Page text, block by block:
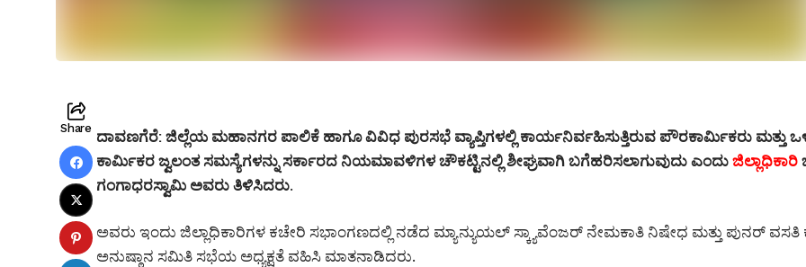
Share ದಾವಣಗೆರೆ: ಜಿಲ್ಲೆಯ ಮಹಾನಗರ ಪಾಲಿಕೆ ಹಾಗೂ ವಿವಿಧ ಪುರಸಭೆ ವ್ಯಾಪ್ತಿಗಳಲ್ಲಿ ಕಾರ್ಯನಿರ್ವಹಿಸುತ್ತಿರುವ ಪೌರಕಾರ್ಮಿಕರು ಮತ್ತು
ಕಾರ್ಮಿಕರ ಜ್ವಲಂತ ಸಮಸ್ಯೆಗಳನ್ನು ಸರ್ಕಾರದ ನಿಯಮಾವಳಿಗಳ ಚೌಕಟ್ಟಿನಲ್ಲಿ ಶೀಘ್ರವಾಗಿ ಬಗೆಹರಿಸಲಾಗುವುದು ಎಂದುಜಿಲ್ಲಾಧಿಕಾರಿ
ಗಂಗಾಧರಸ್ವಾಮಿ ಅವರು ತಿಳಿಸಿದರು.
ಅವರು ಇಂದು ಜಿಲ್ಲಾಧಿಕಾರಿಗಳ ಕಚೇರಿ ಸಭಾಂಗಣದಲ್ಲಿ ನಡೆದ ಮ್ಯಾನ್ಯುಯಲ್‌ ಸ್ಕ್ಯಾವೆಂಜರ್‌ ನೇಮಕಾತಿ ನಿಷೇಧ ಮತ್ತು ಪುನರ್‌ ವಸತಿ
ಅನುಷ್ಠಾನ ಸಮಿತಿ ಸಭೆಯ ಅಧ್ಯಕ್ಷತೆ ವಹಿಸಿ ಮಾತನಾಡಿದರು.